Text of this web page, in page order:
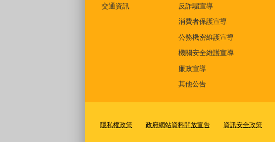
交通資訊
反詐騙宣導
消費者保護宣導
公務機密維護宣導
機關安全維護宣導
廉政宣導
其他公告
隱私權政策 政府網站資料開放宣告 資訊安全政策